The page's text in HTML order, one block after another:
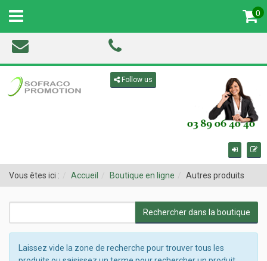
Follow us
0
MENU
Vous êtes ici : Accueil Boutique en ligne Autres produits
Laissez vide la zone de recherche pour trouver tous les